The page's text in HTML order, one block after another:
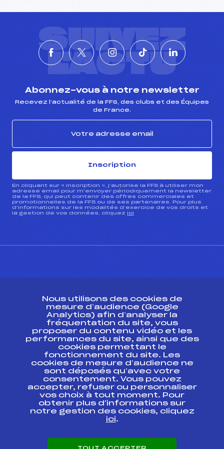
Pénalité appliquée :
185.9400
Catégorie :SUIVEZ
L'ACTU
Abonnez-vous à notre newsletter
Recevez l’actualité de la FFS, des clubs et des Équipes
de France.
Inscription
En cliquant sur « inscription », j’autorise la FFS à utiliser mon
adresse email pour m’envoyer périodiquement la newsletter
de la FFS, qui peut contenir des offres commerciales et
promotionnelles de la FFS ou de ses partenaires. Pour plus
d’informations sur les modalités d’exercice de vos droits et
la gestion de vos données, cliquez ici
Ressources
Pass’Neige
Projet sportif fédéral
Projet de performance fédéral
Antidopage
Pôle Développement, Formation, Suivi
Scientifique
Listes ministérielles
Pôle vie de l’athlète
Enseignement professionnel
Nous utilisons des cookies de
mesure d’audience (Google
Analytics) afin d’analyser la
fréquentation du site, vous
proposer du contenu vidéo et les
performances du site, ainsi que des
cookies permettant le
fonctionnement du site. Les
cookies de mesure d’audience ne
sont déposés qu’avec votre
consentement. Vous pouvez
accepter, refuser ou personnaliser
vos choix à tout moment. Pour
obtenir plus d'informations sur
notre gestion des cookies, cliquez
ici.